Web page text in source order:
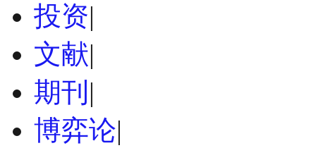
投资|
文献|
期刊 |
博弈论|